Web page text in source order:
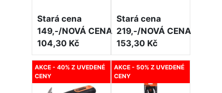
Stará cena
149,-/NOVÁ CENA
104,30 Kč
Stará cena
219,-/NOVÁ CENA
153,30 Kč
AKCE - 40% Z UVEDENÉ
CENY
AKCE - 50% Z UVEDENÉ
CENY